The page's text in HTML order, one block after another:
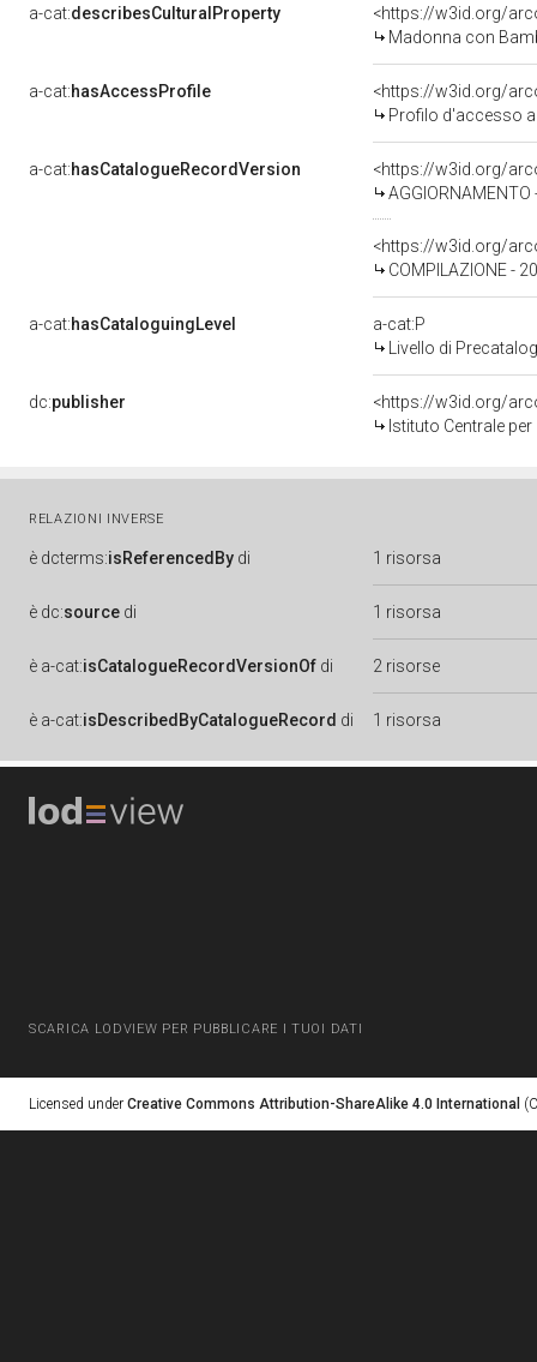
a-cat:describesCulturalProperty
<https://w3id.org/
Madonna con
a-cat:hasAccessProfile
<https://w3id.org/
Profilo d'accesso
a-cat:hasCatalogueRecordVersion
<https://w3id.org/
AGGIORNAMENTO
<https://w3id.org/
COMPILAZIONE -
a-cat:hasCataloguingLevel
a-cat:P
Livello di
dc:publisher
<https://w3id.org/
Istituto Centrale
RELAZIONI INVERSE
è dcterms:isReferencedBy di 1 risorsa
è dc:source di 1 risorsa
è a-cat:isCatalogueRecordVersionOf di 2 risorse
è a-cat:isDescribedByCatalogueRecord di 1 risorsa
SCARICA LODVIEW PER PUBBLICARE I TUOI DATI
Licensed under Creative Commons Attribution-ShareAlike 4.0 International